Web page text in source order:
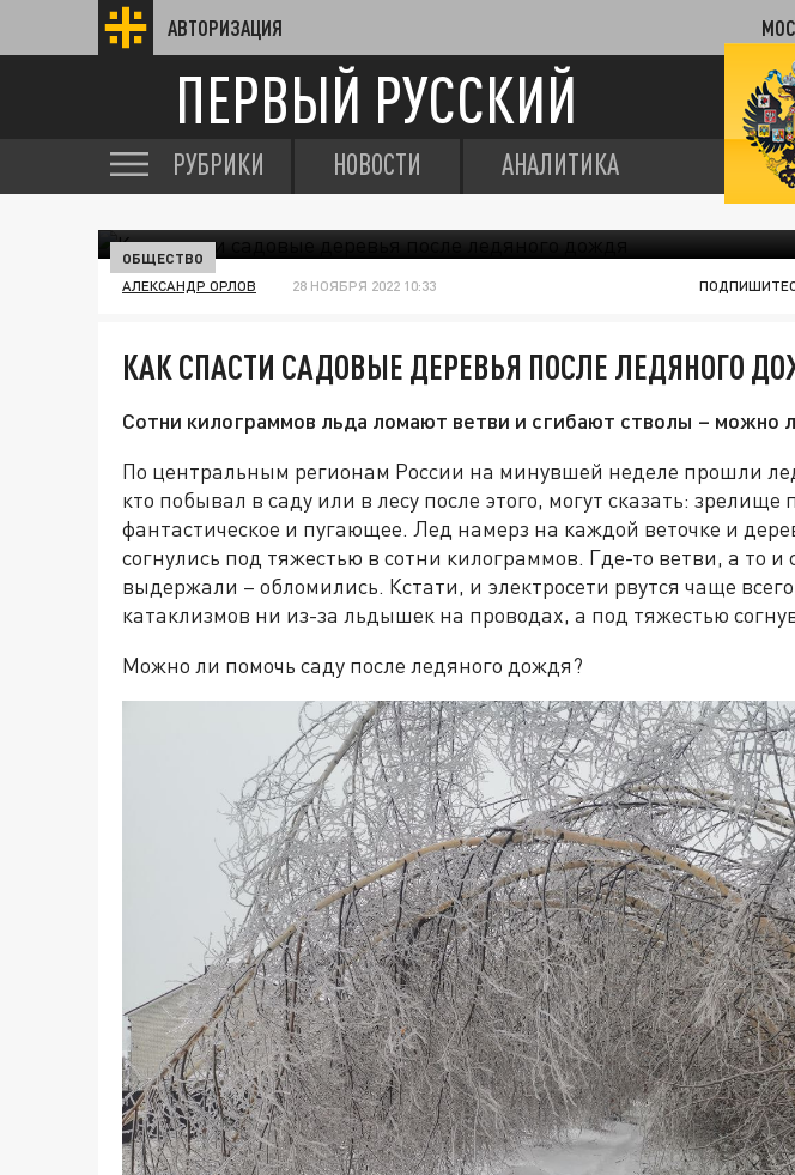
АВТОРИЗАЦИЯ
ПЕРВЫЙ РУССКИЙ
РУБРИКИ НОВОСТИ АНАЛИТИКА
ОБЩЕСТВО
АЛЕКСАНДР ОРЛОВ 28 НОЯБРЯ 2022 10:33
КАК СПАСТИ САДОВЫЕ ДЕРЕВЬЯ ПОСЛЕ ЛЕДЯНОГО
Сотни килограммов льда ломают ветви и сгибают стволы – можно
По центральным регионам России на минувшей неделе прошли
кто побывал в саду или в лесу после этого, могут сказать: зрелище
фантастическое и пугающее. Лед намерз на каждой веточке и
согнулись под тяжестью в сотни килограммов. Где-то ветви, а то и
выдержали – обломились. Кстати, и электросети рвутся чаще
катаклизмов ни из-за льдышек на проводах, а под тяжестью
Можно ли помочь саду после ледяного дождя?